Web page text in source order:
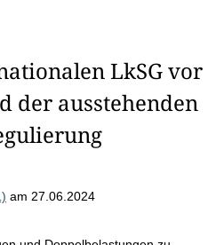
LkSG vor
der ausstehenden
am 27.06.2024